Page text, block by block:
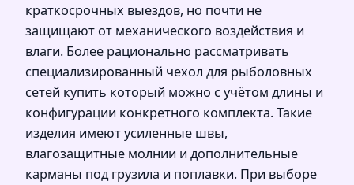
краткосрочных выездов, но почти не
защищают от механического воздействия и
влаги. Более рационально рассматривать
специализированный чехол для рыболовных
сетей купить который можно с учётом длины и
конфигурации конкретного комплекта. Такие
изделия имеют усиленные швы,
влагозащитные молнии и дополнительные
карманы под грузила и поплавки. При выборе